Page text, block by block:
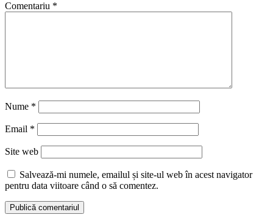
Comentariu *
Nume *
Email *
Site web
Salvează-mi numele, emailul și site-ul web în acest navigator
pentru data viitoare când o să comentez.